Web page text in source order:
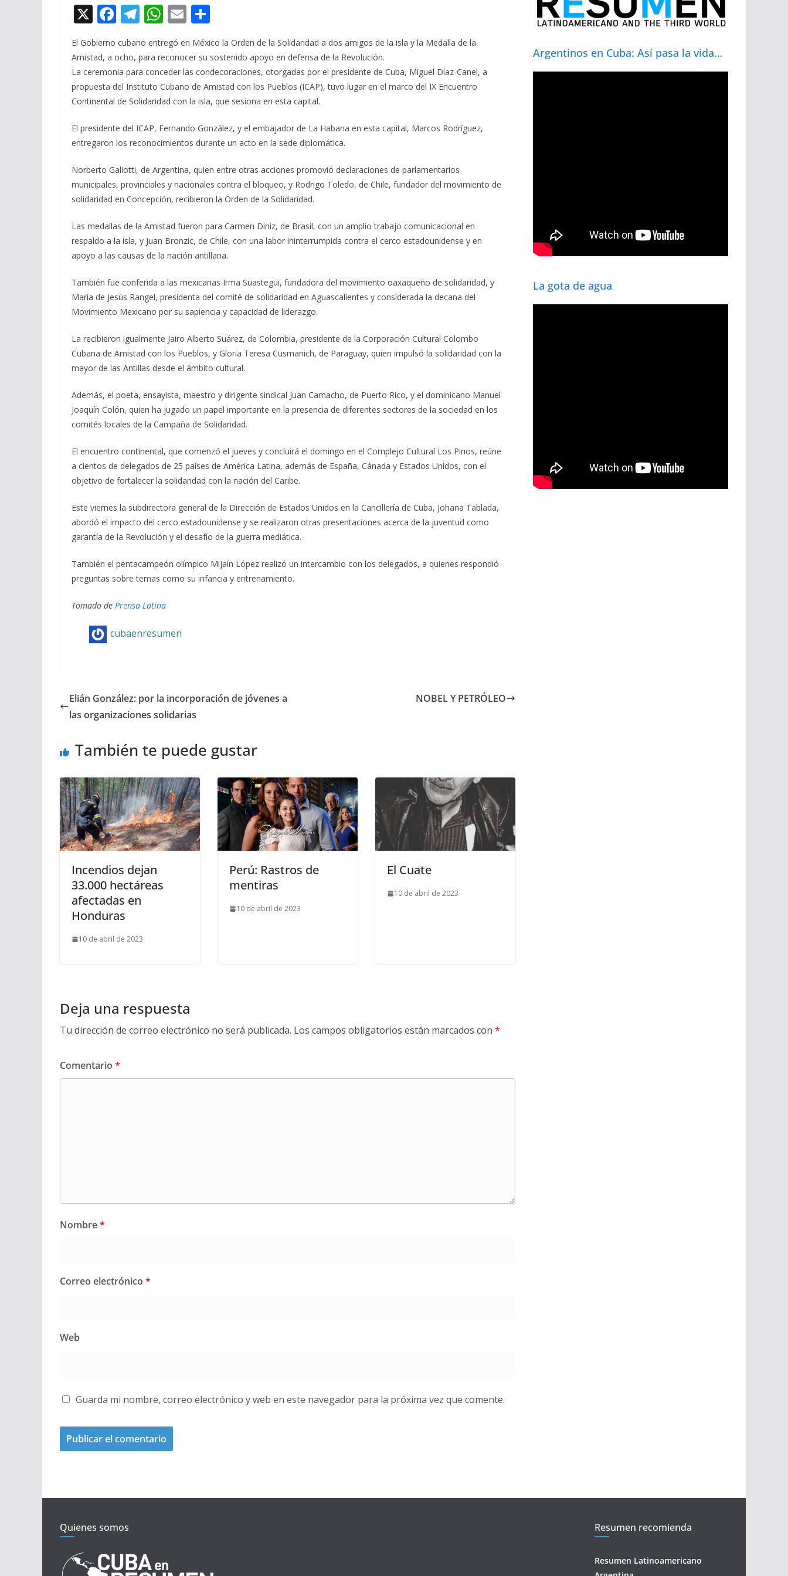
X F
ac
e
b
o
o
k
T
e
gr
a
m
W
at
s
A
p
p
E
m
ai
l
m
p
ar
ti
r
El Gobierno cubano entregó en México la Orden de la Solidaridad a dos amigos de la isla y la Medalla de la
Amistad, a ocho, para reconocer su sostenido apoyo en defensa de la Revolución.
La ceremonia para conceder las condecoraciones, otorgadas por el presidente de Cuba, Miguel Díaz-Canel, a
propuesta del Instituto Cubano de Amistad con los Pueblos (ICAP), tuvo lugar en el marco del IX Encuentro
Continental de Solidaridad con la isla, que sesiona en esta capital.
El presidente del ICAP, Fernando González, y el embajador de La Habana en esta capital, Marcos Rodríguez,
entregaron los reconocimientos durante un acto en la sede diplomática.
Norberto Galiotti, de Argentina, quien entre otras acciones promovió declaraciones de parlamentarios
municipales, provinciales y nacionales contra el bloqueo, y Rodrigo Toledo, de Chile, fundador del movimiento de
solidaridad en Concepción, recibieron la Orden de la Solidaridad.
Las medallas de la Amistad fueron para Carmen Diniz, de Brasil, con un amplio trabajo comunicacional en
respaldo a la isla, y Juan Bronzic, de Chile, con una labor ininterrumpida contra el cerco estadounidense y en
apoyo a las causas de la nación antillana.
También fue conferida a las mexicanas Irma Suastegui, fundadora del movimiento oaxaqueño de solidaridad, y
María de Jesús Rangel, presidenta del comité de solidaridad en Aguascalientes y considerada la decana del
Movimiento Mexicano por su sapiencia y capacidad de liderazgo.
La recibieron igualmente Jairo Alberto Suárez, de Colombia, presidente de la Corporación Cultural Colombo
Cubana de Amistad con los Pueblos, y Gloria Teresa Cusmanich, de Paraguay, quien impulsó la solidaridad con la
mayor de las Antillas desde el ámbito cultural.
Además, el poeta, ensayista, maestro y dirigente sindical Juan Camacho, de Puerto Rico, y el dominicano Manuel
Joaquín Colón, quien ha jugado un papel importante en la presencia de diferentes sectores de la sociedad en los
comités locales de la Campaña de Solidaridad.
El encuentro continental, que comenzó el jueves y concluirá el domingo en el Complejo Cultural Los Pinos, reúne
a cientos de delegados de 25 países de América Latina, además de España, Cánada y Estados Unidos, con el
objetivo de fortalecer la solidaridad con la nación del Caribe.
Este viernes la subdirectora general de la Dirección de Estados Unidos en la Cancillería de Cuba, Johana Tablada,
abordó el impacto del cerco estadounidense y se realizaron otras presentaciones acerca de la juventud como
garantía de la Revolución y el desafío de la guerra mediática.
También el pentacampeón olímpico Mijaín López realizó un intercambio con los delegados, a quienes respondió
preguntas sobre temas como su infancia y entrenamiento.
Tomado de Prensa Latina
cubaenresumen
Elián González: por la incorporación de jóvenes a
las organizaciones solidarias
NOBEL Y PETRÓLEO
También te puede gustar
Incendios dejan
33.000 hectáreas
afectadas en
Honduras
10 de abril de 2023
Perú: Rastros de
mentiras
10 de abril de 2023
El Cuate
10 de abril de 2023
Deja una respuesta
Tu dirección de correo electrónico no será publicada. Los campos obligatorios están marcados con *
Comentario *
Nombre*
Correo electrónico *
Web
Guarda mi nombre, correo electrónico y web en este navegador para la próxima vez que comente.
Argentinos en Cuba: Así pasa la vida…
La gota de agua
Quienes somos Resumen recomienda
Resumen Latinoamericano